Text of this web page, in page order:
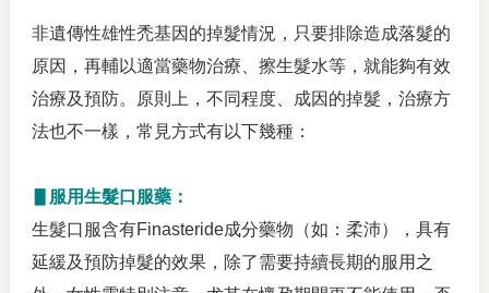
非遺傳性雄性禿基因的掉髮情況，只要排除造成落髮的
原因，再輔以適當藥物治療、擦生髮水等，就能夠有效
治療及預防。原則上，不同程度、成因的掉髮，治療方
法也不一樣，常見方式有以下幾種：
▋服用生髮口服藥：
生髮口服含有Finasteride成分藥物（如：柔沛），具有
延緩及預防掉髮的效果，除了需要持續長期的服用之